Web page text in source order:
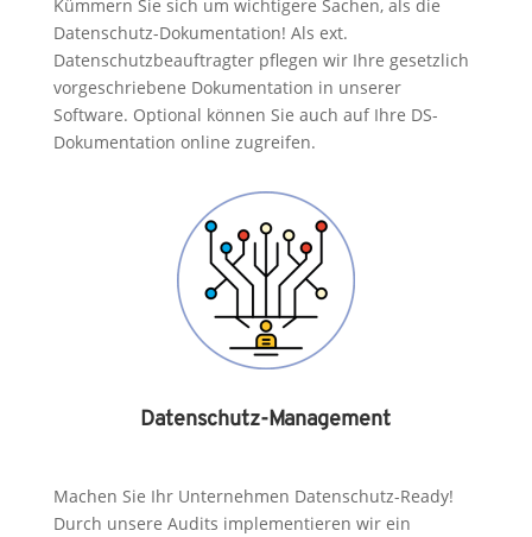
Kümmern Sie sich um wichtigere Sachen, als die
Datenschutz-Dokumentation! Als ext.
Datenschutzbeauftragter pflegen wir Ihre gesetzlich
vorgeschriebene Dokumentation in unserer
Software. Optional können Sie auch auf Ihre DS-
Dokumentation online zugreifen.
Datenschutz-Management
Machen Sie Ihr Unternehmen Datenschutz-Ready!
Durch unsere Audits implementieren wir ein